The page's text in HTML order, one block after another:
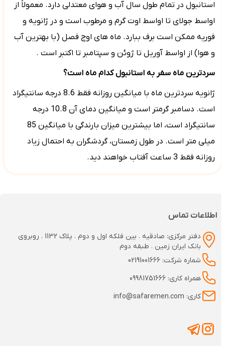
استانبول در تمام طول سال آب و هوای معتدلی دارد. معمولاً از
اواسط جولای تا اواسط اوت گرم و مرطوب است و در ژانویه و
فوریه ممکن است برف ببارد. ماه های اوج فصل (با بهترین آب
و هوا) از اواسط آوریل تا ژوئن و سپتامبر تا اکتبر است .
سردترین ماه سفر به استانبول کدام ماه است؟
ژانویه سردترین ماه با میانگین روزانه فقط 8.6 درجه سانتیگراد
است. دسامبر گرمتر است و میانگین دمای آن 10.8 درجه
سانتیگراد است، اما بیشترین میزان بارندگی با میانگین 85
میلی متر است. در طول زمستان، گردشگران به احتمال زیاد
روزانه فقط 3 ساعت آفتاب خواهند دید.
اطلاعات تماس
دفتر مرکزی: صادقیه . بین فلکه اول و دوم . پلاک 1132 . روبروی
بانک ایران زمین . طبقه دوم
شماره شرکت: 02191001666
همراه کاری: 09981751666
کاری: info@safaremen.com